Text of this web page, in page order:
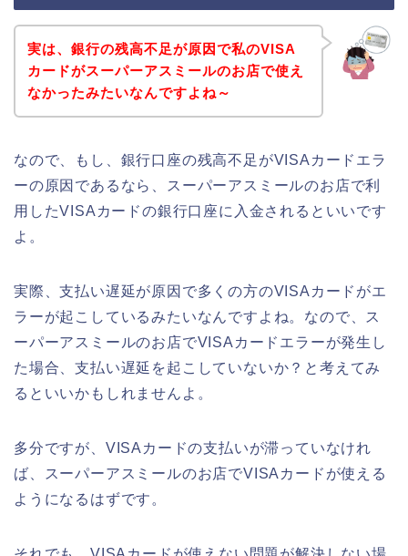
実は、銀行の残高不足が原因で私のVISA
カードがスーパーアスミールのお店で使え
なかったみたいなんですよね～
なので、もし、銀行口座の残高不足がVISAカードエラ
ーの原因であるなら、スーパーアスミールのお店で利
用したVISAカードの銀行口座に入金されるといいです
よ。
実際、支払い遅延が原因で多くの方のVISAカードがエ
ラーが起こしているみたいなんですよね。なので、ス
ーパーアスミールのお店でVISAカードエラーが発生し
た場合、支払い遅延を起こしていないか？と考えてみ
るといいかもしれませんよ。
多分ですが、VISAカードの支払いが滞っていなけれ
ば、スーパーアスミールのお店でVISAカードが使える
ようになるはずです。